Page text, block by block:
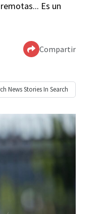
Es un
Compartir
NewsStories In Search